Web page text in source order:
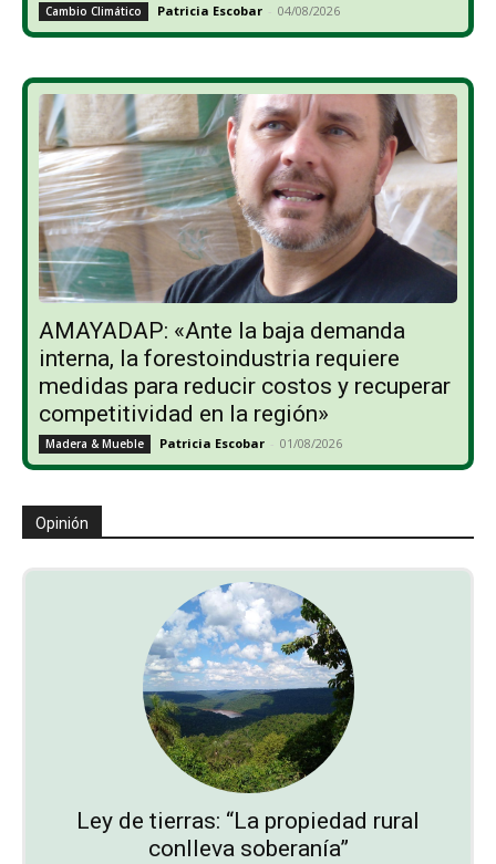
Cambio Climático Patricia Escobar - 04/08/2026
AMAYADAP: «Ante la baja demanda
interna, la forestoindustria requiere
medidas para reducir costos y recuperar
competitividad en la región»
Madera & Mueble Patricia Escobar - 01/08/2026
Opinión
Ley de tierras: “La propiedad rural
conlleva soberanía”